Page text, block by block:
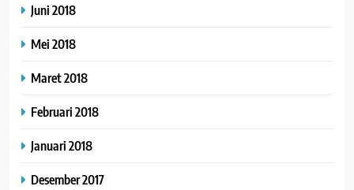
Juni 2018
Mei 2018
Maret 2018
Februari 2018
Januari 2018
Desember 2017